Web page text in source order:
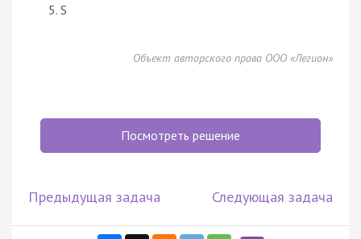
S
Объект авторского права ООО «Легион»
Посмотреть решение
Предыдущая задача Следующая задача